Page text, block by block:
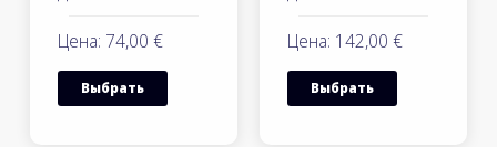
Цена: 74,00 €
Выбрать
Цена: 142,00 €
Выбрать